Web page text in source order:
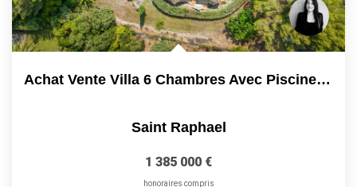
Achat Vente Villa 6 Chambres Avec Piscine À Débordement -...
Saint Raphael
1 385 000 €
honoraires compris